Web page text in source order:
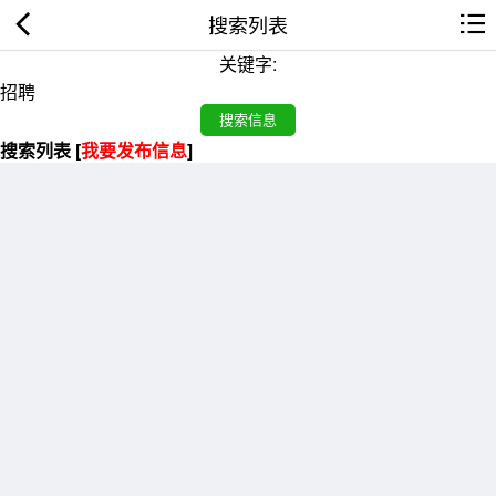
搜索列表
关键字:
搜索列表 [我要发布信息]